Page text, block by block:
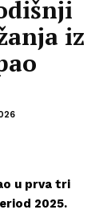
iz
u prva tri
2025.